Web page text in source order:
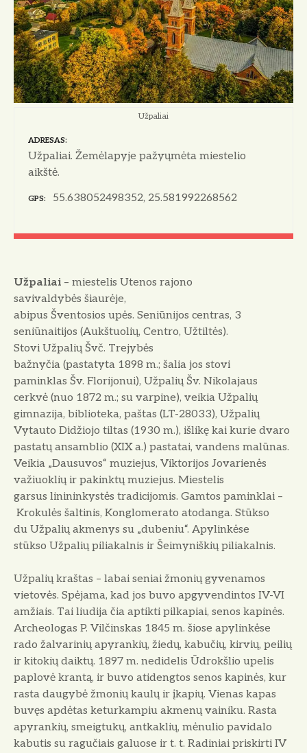
Užpaliai
ADRESAS
Užpaliai. Žemėlapyje pažyųmėta miestelio
aikštė.
GPS 55.638052498352, 25.581992268562
Užpaliai – miestelis Utenos rajono
savivaldybės šiaurėje,
abipus Šventosios upės. Seniūnijos centras, 3
seniūnaitijos (Aukštuolių, Centro, Užtiltės).
Stovi Užpalių Švč. Trejybės
bažnyčia (pastatyta 1898 m.; šalia jos stovi
paminklas Šv. Florijonui), Užpalių Šv. Nikolajaus
cerkvė (nuo 1872 m.; su varpine), veikia Užpalių
gimnazija, biblioteka, paštas (LT-28033), Užpalių
Vytauto Didžiojo tiltas (1930 m.), išlikę kai kurie dvaro
pastatų ansamblio (XIX a.) pastatai, vandens malūnas.
Veikia „Dausuvos“ muziejus, Viktorijos Jovarienės
važiuoklių ir pakinktų muziejus. Miestelis
garsus linininkystės tradicijomis. Gamtos paminklai –
Krokulės šaltinis, Konglomerato atodanga. Stūkso
du Užpalių akmenys su „dubeniu“. Apylinkėse
stūkso Užpalių piliakalnis ir Šeimyniškių piliakalnis.
Užpalių kraštas – labai seniai žmonių gyvenamos
vietovės. Spėjama, kad jos buvo apgyvendintos IV-VI
amžiais. Tai liudija čia aptikti pilkapiai, senos kapinės.
Archeologas P. Vilčinskas 1845 m. šiose apylinkėse
rado žalvarinių apyrankių, žiedų, kabučių, kirvių, peilių
ir kitokių daiktų. 1897 m. nedidelis Ūdrokšlio upelis
paplovė krantą, ir buvo atidengtos senos kapinės, kur
rasta daugybė žmonių kaulų ir įkapių. Vienas kapas
buvęs apdėtas keturkampiu akmenų vainiku. Rasta
apyrankių, smeigtukų, antkaklių, mėnulio pavidalo
kabutis su ragučiais galuose ir t. t. Radiniai priskirti IV